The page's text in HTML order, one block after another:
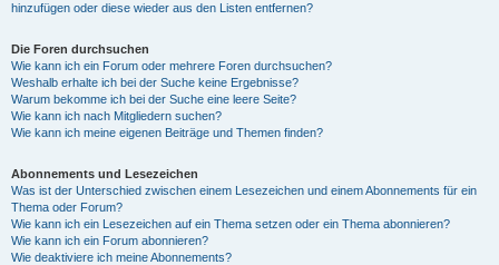
hinzufügen oder diese wieder aus den Listen entfernen?
Die Foren durchsuchen
Wie kann ich ein Forum oder mehrere Foren durchsuchen?
Weshalb erhalte ich bei der Suche keine Ergebnisse?
Warum bekomme ich bei der Suche eine leere Seite?
Wie kann ich nach Mitgliedern suchen?
Wie kann ich meine eigenen Beiträge und Themen finden?
Abonnements und Lesezeichen
Was ist der Unterschied zwischen einem Lesezeichen und einem Abonnements für ein
Thema oder Forum?
Wie kann ich ein Lesezeichen auf ein Thema setzen oder ein Thema abonnieren?
Wie kann ich ein Forum abonnieren?
Wie deaktiviere ich meine Abonnements?